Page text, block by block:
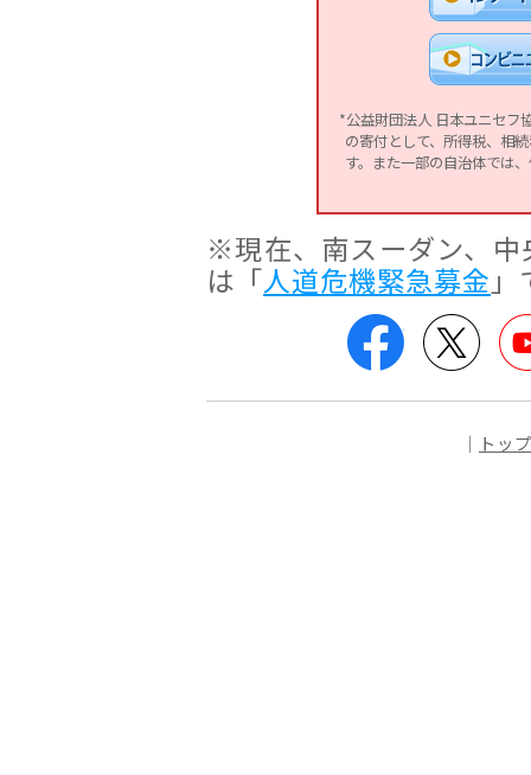
*公益財団法人 日本ユニセフ
の寄付として、所得税、相
す。また一部の自治体では
※現在、南スーダン、
は「人道危機緊急募金
Facebook
｜ トッ